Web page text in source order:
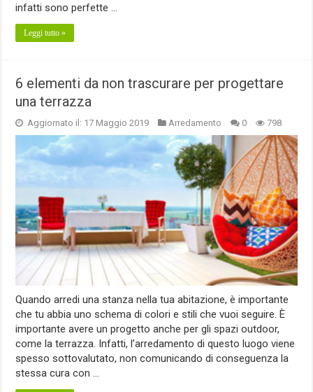
infatti sono perfette …
Leggi tutto »
6 elementi da non trascurare per progettare
una terrazza
Aggiornato il: 17 Maggio 2019 Arredamento 0 798
Quando arredi una stanza nella tua abitazione, è importante
che tu abbia uno schema di colori e stili che vuoi seguire. È
importante avere un progetto anche per gli spazi outdoor,
come la terrazza. Infatti, l’arredamento di questo luogo viene
spesso sottovalutato, non comunicando di conseguenza la
stessa cura con …